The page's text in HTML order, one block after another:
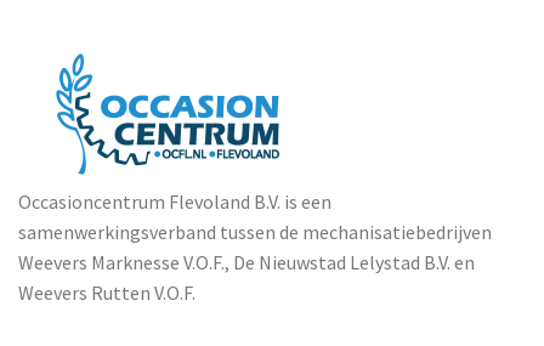
Occasioncentrum Flevoland B.V. is een
samenwerkingsverband tussen de mechanisatiebedrijven
Weevers Marknesse V.O.F., De Nieuwstad Lelystad B.V. en
Weevers Rutten V.O.F.